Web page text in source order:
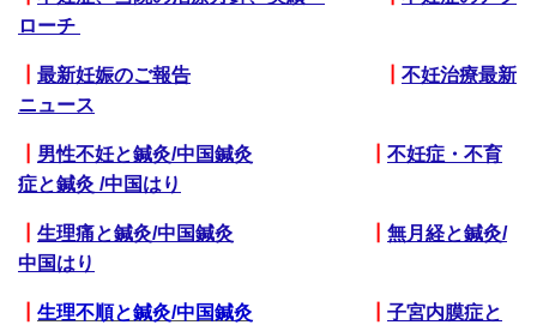
ローチ
最新妊娠のご報告
不妊治療最新
ニュース
男性不妊と鍼灸/中国鍼灸
不妊症・不育
症と鍼灸 /中国はり
生理痛と鍼灸/中国鍼灸
無月経と鍼灸/
中国はり
生理不順と鍼灸/中国鍼灸
子宮内膜症と